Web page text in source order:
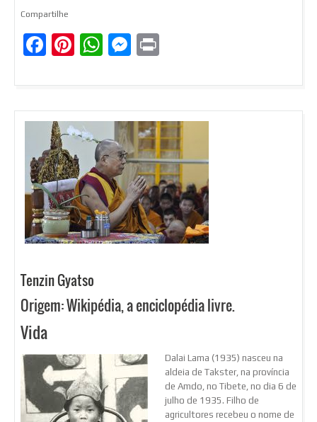
Compartilhe
Facebook
Pinterest
WhatsApp
Messenger
Tenzin Gyatso
Origem: Wikipédia, a enciclopédia livre.
Vida
Dalai Lama (1935) nasceu na
aldeia de Takster, na província
de Amdo, no Tibete, no dia 6 de
julho de 1935. Filho de
agricultores recebeu o nome de